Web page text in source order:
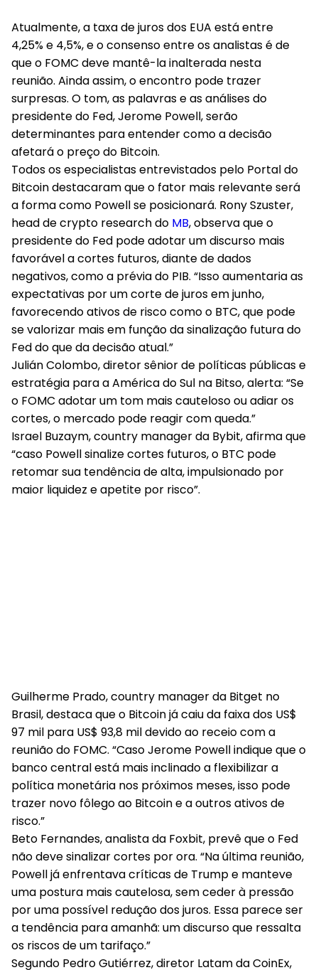
Atualmente, a taxa de juros dos EUA está entre
4,25% e 4,5%, e o consenso entre os analistas é de
que o FOMC deve mantê-la inalterada nesta
reunião. Ainda assim, o encontro pode trazer
surpresas. O tom, as palavras e as análises do
presidente do Fed, Jerome Powell, serão
determinantes para entender como a decisão
afetará o preço do Bitcoin.
Todos os especialistas entrevistados pelo Portal do
Bitcoin destacaram que o fator mais relevante será
a forma como Powell se posicionará. Rony Szuster,
head de crypto research do MB, observa que o
presidente do Fed pode adotar um discurso mais
favorável a cortes futuros, diante de dados
negativos, como a prévia do PIB. “Isso aumentaria as
expectativas por um corte de juros em junho,
favorecendo ativos de risco como o BTC, que pode
se valorizar mais em função da sinalização futura do
Fed do que da decisão atual.”
Julián Colombo, diretor sênior de políticas públicas e
estratégia para a América do Sul na Bitso, alerta: “Se
o FOMC adotar um tom mais cauteloso ou adiar os
cortes, o mercado pode reagir com queda.”
Israel Buzaym, country manager da Bybit, afirma que
“caso Powell sinalize cortes futuros, o BTC pode
retomar sua tendência de alta, impulsionado por
maior liquidez e apetite por risco”.
Guilherme Prado, country manager da Bitget no
Brasil, destaca que o Bitcoin já caiu da faixa dos US$
97 mil para US$ 93,8 mil devido ao receio com a
reunião do FOMC. “Caso Jerome Powell indique que o
banco central está mais inclinado a flexibilizar a
política monetária nos próximos meses, isso pode
trazer novo fôlego ao Bitcoin e a outros ativos de
risco.”
Beto Fernandes, analista da Foxbit, prevê que o Fed
não deve sinalizar cortes por ora. “Na última reunião,
Powell já enfrentava críticas de Trump e manteve
uma postura mais cautelosa, sem ceder à pressão
por uma possível redução dos juros. Essa parece ser
a tendência para amanhã: um discurso que ressalta
os riscos de um tarifaço.”
Segundo Pedro Gutiérrez, diretor Latam da CoinEx,